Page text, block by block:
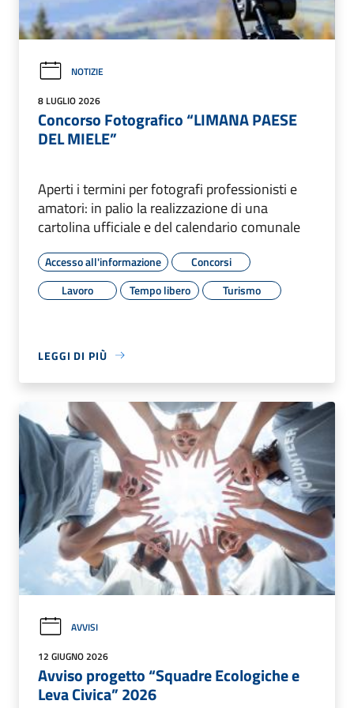
NOTIZIE
8 LUGLIO 2026
Concorso Fotografico “LIMANA PAESE
DEL MIELE”
Aperti i termini per fotografi professionisti e
amatori: in palio la realizzazione di una
cartolina ufficiale e del calendario comunale
Accesso all'informazione
Concorsi
Lavoro
Tempo libero Turismo
LEGGI DI PIÙ
AVVISI
12 GIUGNO 2026
Avviso progetto “Squadre Ecologiche e
Leva Civica” 2026